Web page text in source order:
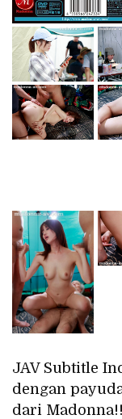
JAV Subtitle
dengan
dari